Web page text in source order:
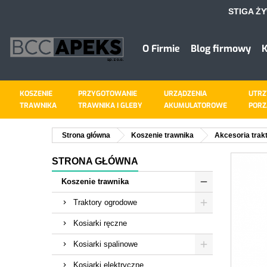
STIGA
O Firmie Blog firmowy
KOSZENIE
TRAWNIKA
PRZYGOTOWANIE
TRAWNIKA I GLEBY
URZĄDZENIA
AKUMULATOROWE
Strona główna Koszenie trawnika Akcesoria
STRONA GŁÓWNA
Koszenie trawnika
Traktory ogrodowe
Kosiarki ręczne
Kosiarki spalinowe
Kosiarki elektryczne